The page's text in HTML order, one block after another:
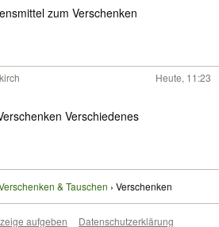
zum Verschenken
Heute, 11:23
Verschiedenes
& Tauschen Verschenken
aufgeben Datenschutzerklärung